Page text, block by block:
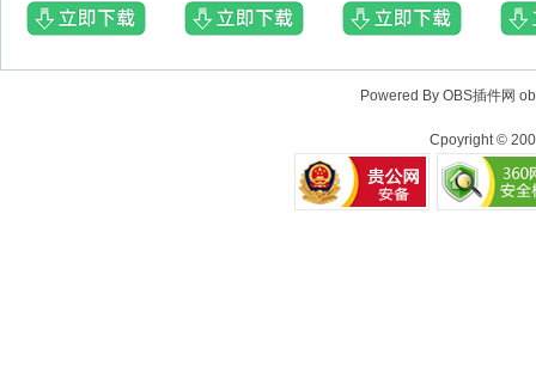
Powered By OBS插件网
Cpoyright ©